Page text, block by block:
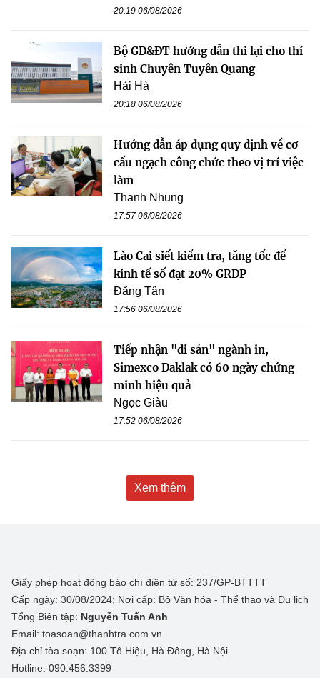
20:19 06/08/2026
Bộ GD&ĐT hướng dẫn thi lại cho thí
sinh Chuyên Tuyên Quang
Hải Hà
20:18 06/08/2026
Hướng dẫn áp dụng quy định về cơ
cấu ngạch công chức theo vị trí việc
làm
Thanh Nhung
17:57 06/08/2026
Lào Cai siết kiểm tra, tăng tốc để
kinh tế số đạt 20% GRDP
Đăng Tân
17:56 06/08/2026
Tiếp nhận "di sản" ngành in,
Simexco Daklak có 60 ngày chứng
minh hiệu quả
Ngọc Giàu
17:52 06/08/2026
Xem thêm
Giấy phép hoạt động báo chí điện tử số: 237/GP-BTTTT
Cấp ngày: 30/08/2024; Nơi cấp: Bộ Văn hóa - Thể thao và Du lịch
Tổng Biên tập: Nguyễn Tuấn Anh
Email: toasoan@thanhtra.com.vn
Địa chỉ tòa soạn: 100 Tô Hiệu, Hà Đông, Hà Nội.
Hotline: 090.456.3399